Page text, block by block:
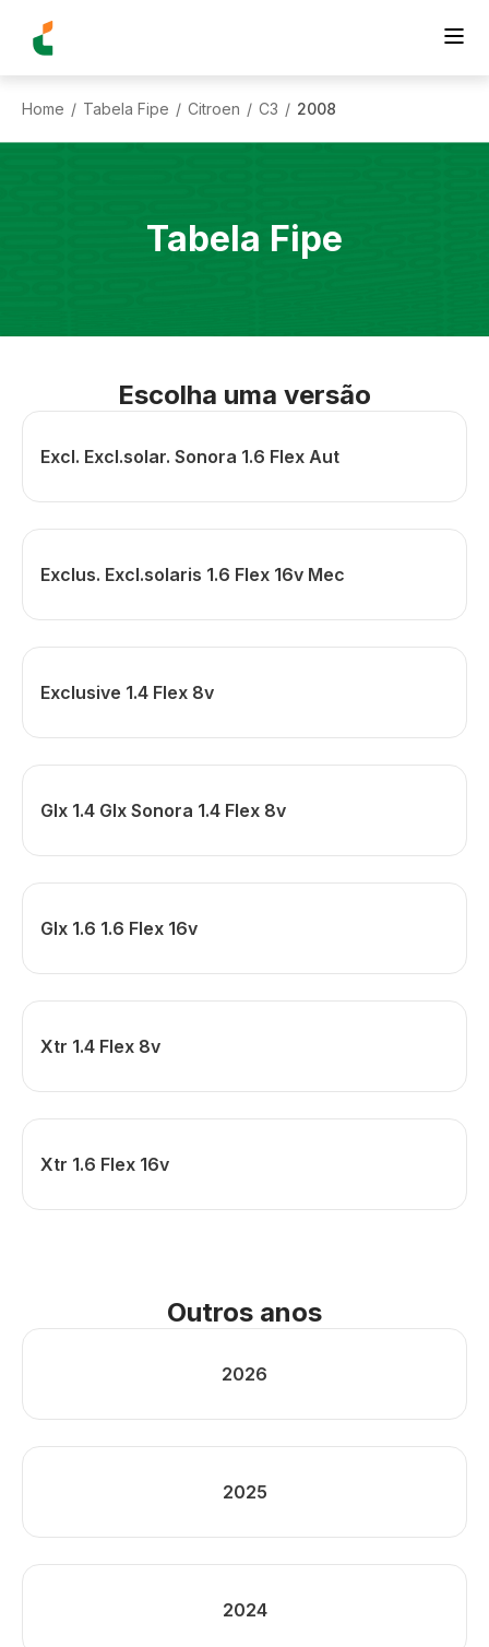
Home / Tabela Fipe / Citroen / C3 / 2008
Tabela Fipe
Escolha uma versão
Excl. Excl.solar. Sonora 1.6 Flex Aut
Exclus. Excl.solaris 1.6 Flex 16v Mec
Exclusive 1.4 Flex 8v
Glx 1.4 Glx Sonora 1.4 Flex 8v
Glx 1.6 1.6 Flex 16v
Xtr 1.4 Flex 8v
Xtr 1.6 Flex 16v
Outros anos
2026
2025
2024